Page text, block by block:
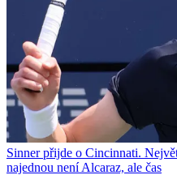
Sinner přijde o Cincinnati.
najednou není Alcaraz, ale čas